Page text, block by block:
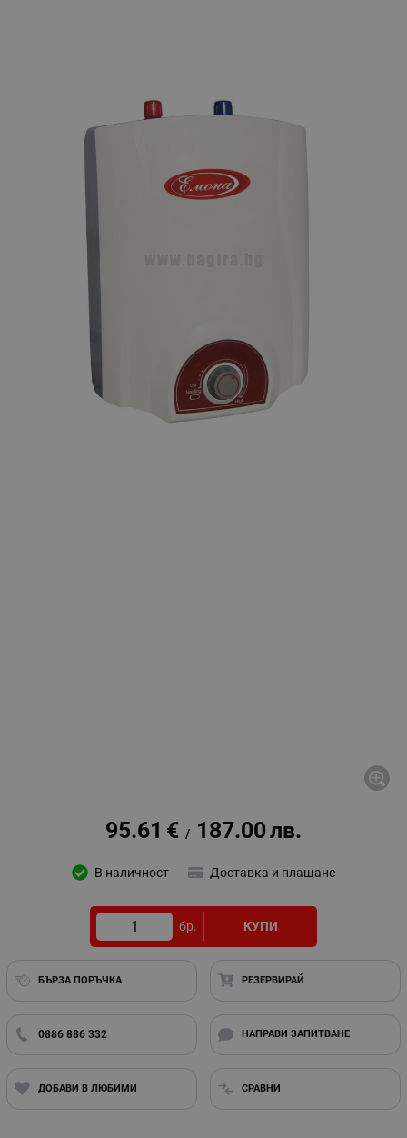
95.61 € / 187.00лв.
В наличност Доставка и плащане
бр. КУПИ
БЪРЗА ПОРЪЧКА РЕЗЕРВИРАЙ
0886 886 332 НАПРАВИ ЗАПИТВАНЕ
ДОБАВИ В ЛЮБИМИ СРАВНИ